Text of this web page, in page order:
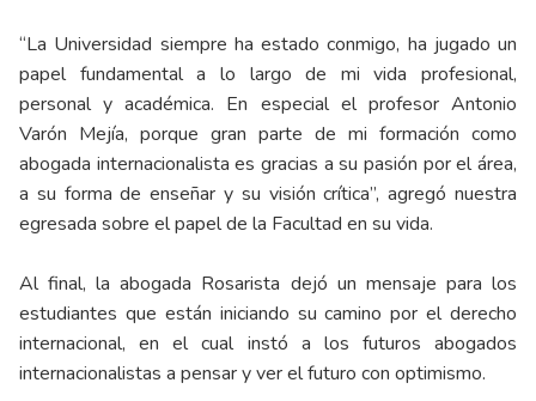
“La Universidad siempre ha estado conmigo, ha jugado un
papel fundamental a lo largo de mi vida profesional,
personal y académica. En especial el profesor Antonio
Varón Mejía, porque gran parte de mi formación como
abogada internacionalista es gracias a su pasión por el área,
a su forma de enseñar y su visión crítica”, agregó nuestra
egresada sobre el papel de la Facultad en su vida.
Al final, la abogada Rosarista dejó un mensaje para los
estudiantes que están iniciando su camino por el derecho
internacional, en el cual instó a los futuros abogados
internacionalistas a pensar y ver el futuro con optimismo.